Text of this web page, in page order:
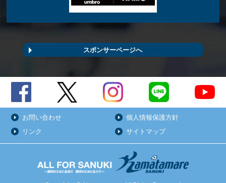
スポンサーページへ
お問い合わせ
個人情報保護方針
リンク
サイトマップ